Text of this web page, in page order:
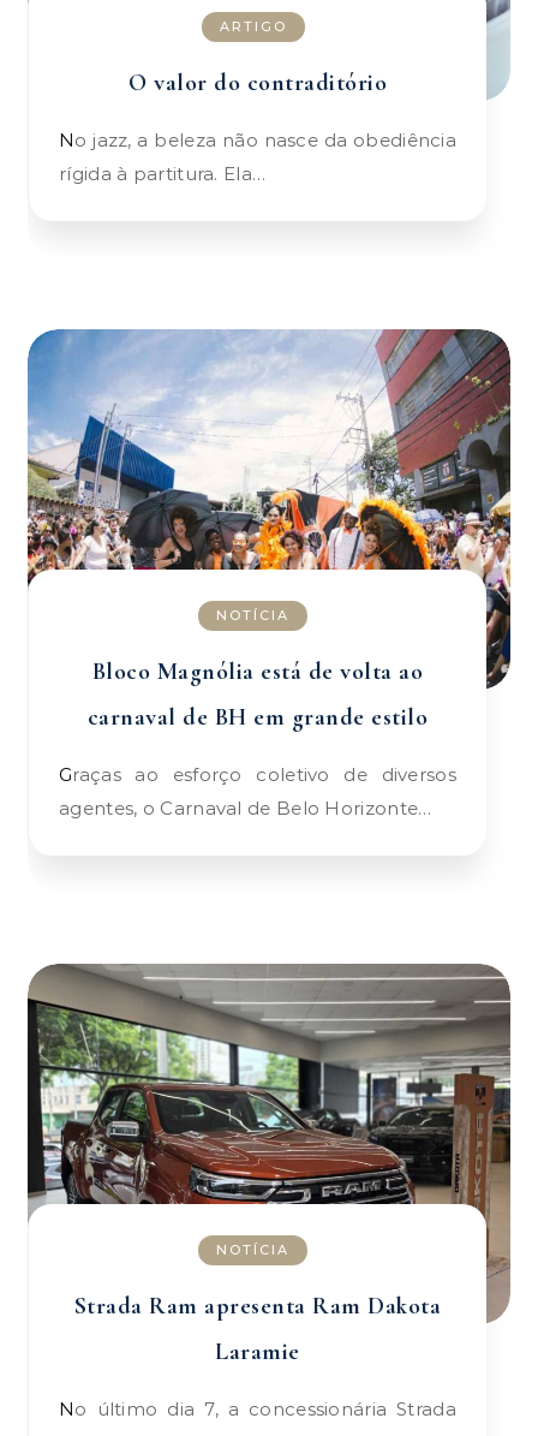
ARTIGO
O valor do contraditório
No jazz, a beleza não nasce da obediência
rígida à partitura. Ela…
NOTÍCIA
Bloco Magnólia está de volta ao
carnaval de BH em grande estilo
Graças ao esforço coletivo de diversos
agentes, o Carnaval de Belo Horizonte…
NOTÍCIA
Strada Ram apresenta Ram Dakota
Laramie
No último dia 7, a concessionária Strada